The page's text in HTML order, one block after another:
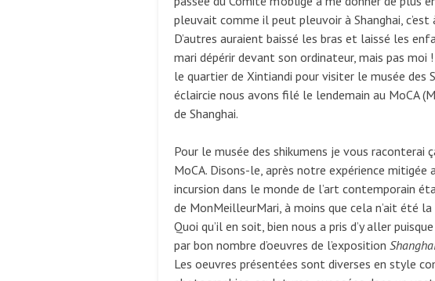
pleuvait comme il peut pleuvoir à Shanghai,
D’autres auraient baissé les bras et laissé les
mari dépérir devant son ordinateur, mais pas moi
le quartier de Xintiandi pour visiter le musée des
éclaircie nous avons filé le lendemain au MoCA
de Shanghai.
Pour le musée des shikumens je vous
MoCA. Disons-le, après notre expérience mitigée
incursion dans le monde de l’art contemporain
de MonMeilleurMari, à moins que cela n’ait été
Quoi qu’il en soit, bien nous a pris d’y aller
par bon nombre d’oeuvres de l’exposition
Les oeuvres présentées sont diverses en style